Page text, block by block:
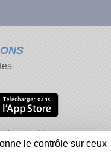
des cookies
contenu inapproprié
le contrôle sur ceux